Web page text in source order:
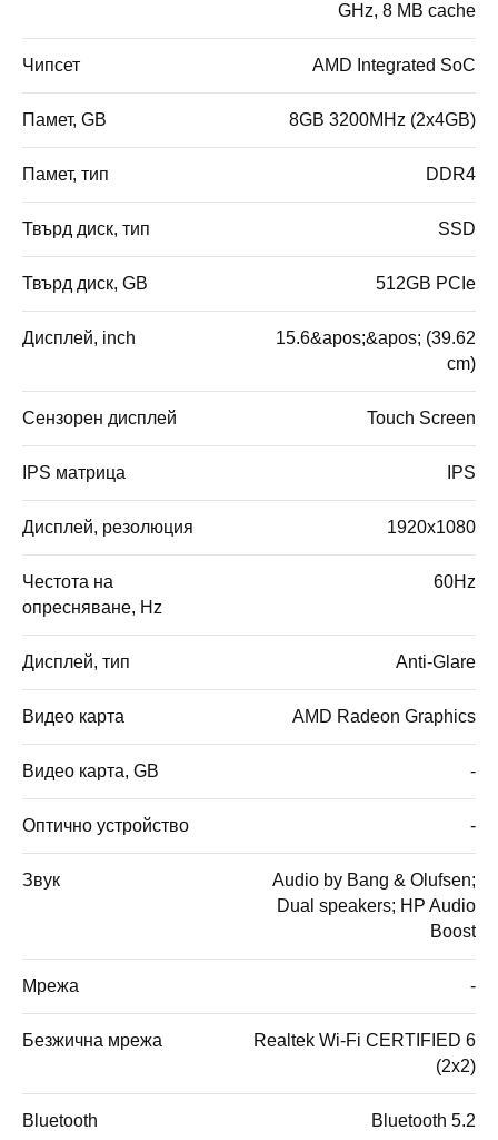
GHz, 8 MB cache
Чипсет AMD Integrated SoC
Памет, GB 8GB 3200MHz (2x4GB)
Памет, тип DDR4
Твърд диск, тип SSD
Твърд диск, GB 512GB PCIe
Дисплей, inch
15.6&apos;&apos; (39.62
cm)
Сензорен дисплей Touch Screen
IPS матрица IPS
Дисплей, резолюция 1920x1080
Честота на
опресняване, Hz
60Hz
Дисплей, тип Anti-Glare
Видео карта AMD Radeon Graphics
Видео карта, GB -
Оптично устройство -
Звук
Audio by Bang & Olufsen;
Dual speakers; HP Audio
Boost
Мрежа -
Безжична мрежа
Realtek Wi-Fi CERTIFIED 6
(2x2)
Bluetooth Bluetooth 5.2